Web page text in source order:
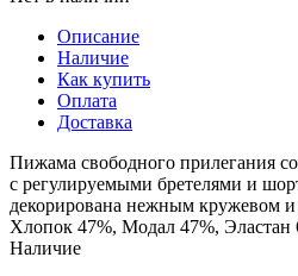
Описание
Наличие
Как купить
Оплата
Доставка
Пижама свободного прилегания
с регулируемыми бретелями и
декорирована нежным кружевом и
Хлопок 47%, Модал 47%, Эластан
Наличие